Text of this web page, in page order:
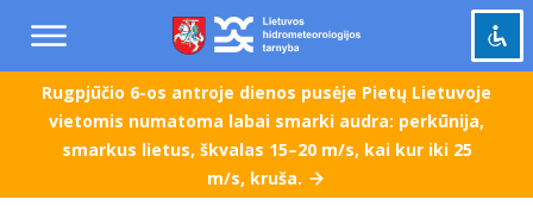
Pažymėti antraštes
zoom_out Tolinti
Priartinti
Rugpjūčio 6-os antroje dienos pusėje Pietų Lietuvoje
vietomis numatoma labai smarki audra: perkūnija,
smarkus lietus, škvalas 15–20 m/s, kai kur iki 25
m/s, kruša.